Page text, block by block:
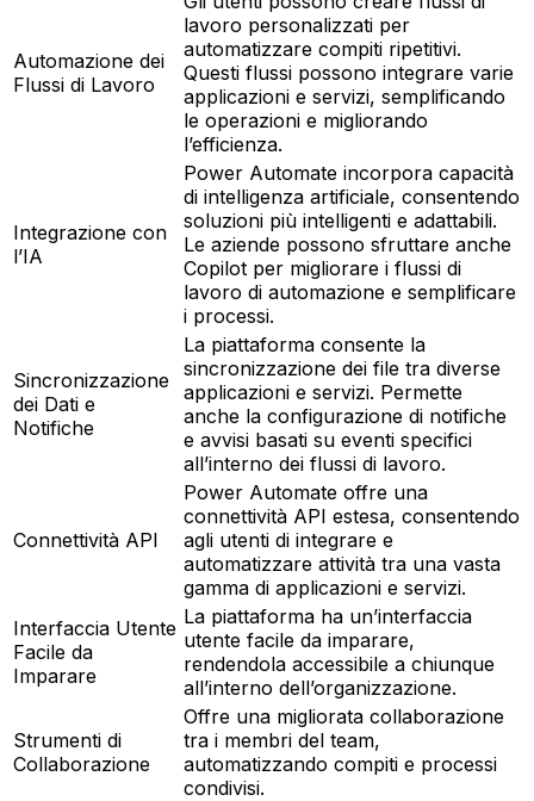
Automazione dei
Flussi di Lavoro
lavoro personalizzati per
automatizzare compiti ripetitivi.
Questi flussi possono integrare varie
applicazioni e servizi, semplificando
le operazioni e migliorando
l’efficienza.
Integrazione con
l’IA
Power Automate incorpora capacità
di intelligenza artificiale, consentendo
soluzioni più intelligenti e adattabili.
Le aziende possono sfruttare anche
Copilot per migliorare i flussi di
lavoro di automazione e semplificare
i processi.
Sincronizzazione
dei Dati e
Notifiche
La piattaforma consente la
sincronizzazione dei file tra diverse
applicazioni e servizi. Permette
anche la configurazione di notifiche
e avvisi basati su eventi specifici
all’interno dei flussi di lavoro.
Connettività API
Power Automate offre una
connettività API estesa, consentendo
agli utenti di integrare e
automatizzare attività tra una vasta
gamma di applicazioni e servizi.
Interfaccia Utente
Facile da
Imparare
La piattaforma ha un’interfaccia
utente facile da imparare,
rendendola accessibile a chiunque
all’interno dell’organizzazione.
Strumenti di
Collaborazione
Offre una migliorata collaborazione
tra i membri del team,
automatizzando compiti e processi
condivisi.